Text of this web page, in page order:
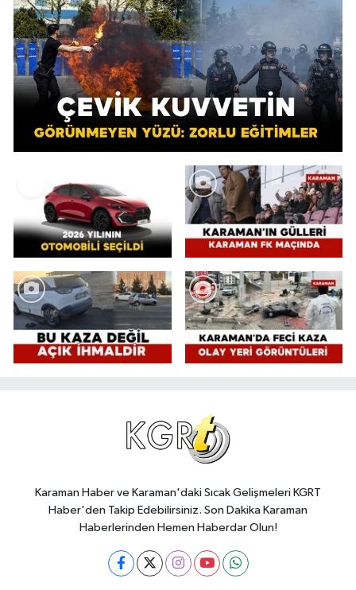
Karaman Haber ve Karaman'daki Sıcak Gelişmeleri KGRT
Haber'den Takip Edebilirsiniz. Son Dakika Karaman
Haberlerinden Hemen Haberdar Olun!